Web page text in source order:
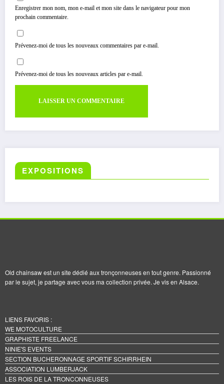
Enregistrer mon nom, mon e-mail et mon site dans le navigateur pour mon
prochain commentaire.
Prévenez-moi de tous les nouveaux commentaires par e-mail.
Prévenez-moi de tous les nouveaux articles par e-mail.
EXPOSITIONS
Old chainsaw est un site dédié aux tronçonneuses en tout genre. Passionné
par le sujet, je partage avec vous ma collection privée. Je vis en Alsace.
LIENS FAVORIS :
WE MOTOCULTURE
GRAPHISTE FREELANCE
NINIE'S EVENTS
SECTION BUCHERONNAGE SPORTIF SCHIRRHEIN
ASSOCIATION LUMBERJACK
LES ROIS DE LA TRONCONNEUSES